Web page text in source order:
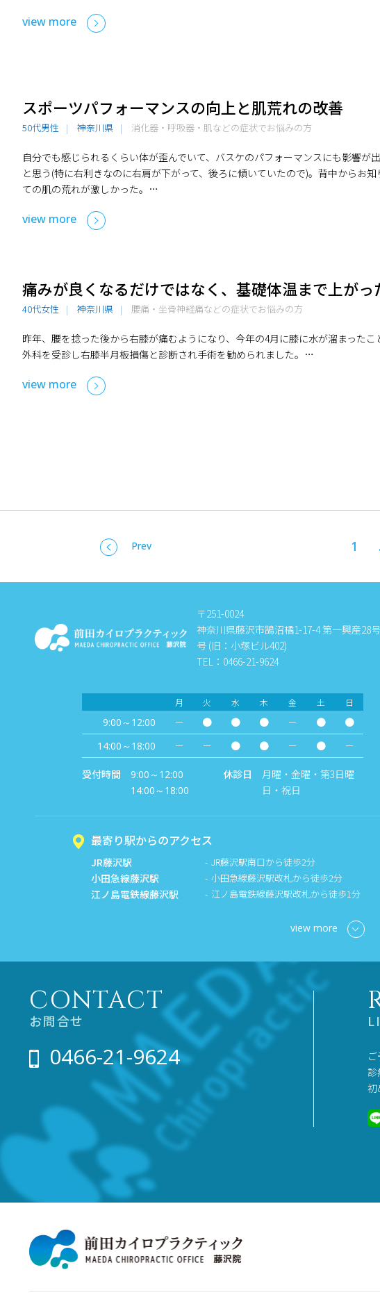
view more
スポーツパフォーマンスの向上と肌荒れの改善
50代男性 神奈川県 消化器・呼吸器・肌などの症状でお悩みの方
自分でも感じられるくらい体が歪んでいて、バスケのパフォーマンスにも影響が
と思う(特に右利きなのに右肩が下がって、後ろに傾いていたので)。背中からお
ての肌の荒れが激しかった。…
view more
痛みが良くなるだけではなく、基礎体温まで上がっ
40代女性 神奈川県 腰痛・坐骨神経痛などの症状でお悩みの方
昨年、腰を捻った後から右膝が痛むようになり、今年の4月に膝に水が溜まったこ
外科を受診し右膝半月板損傷と診断され手術を勧められました。…
view more
Prev 1
〒251-0024
神奈川県藤沢市鵠沼橘1-17-4 第一興産28
号 (旧：小塚ビル402)
TEL：0466-21-9624
月 火 水 木 金 土 日
9:00～12:00 － ● ● ● － ● ●
14:00～18:00 － － ● ● － ● －
受付時間
9:00～12:00
14:00～18:00
休診日
月曜・金曜・第3日曜
日・祝日
最寄り駅からのアクセス
JR藤沢駅 JR藤沢駅南口から徒歩2分
小田急線藤沢駅 小田急線藤沢駅改札から徒歩2分
江ノ島電鉄線藤沢駅 江ノ島電鉄線藤沢駅改札から徒歩1分
view more
CONTACT
お問合せ
0466-21-9624
初